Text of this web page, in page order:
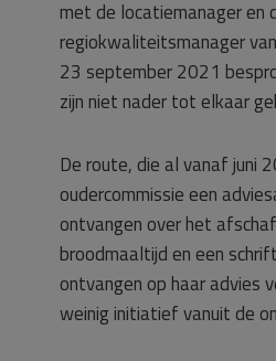
met de locatiemanager en
regiokwaliteitsmanager
23 september 2021
zijn niet nader tot elkaar
De route, die al vanaf juni
oudercommissie een
ontvangen over het
broodmaaltijd en een
ontvangen op haar advies
weinig initiatief vanuit de